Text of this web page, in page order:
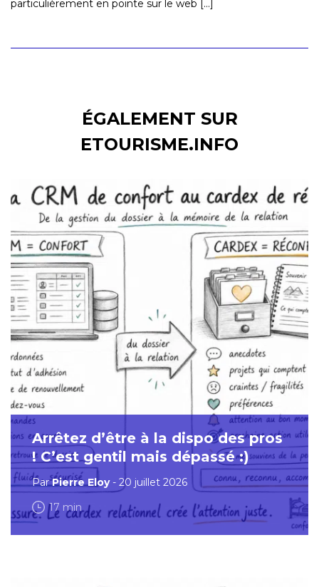
particulièrement en pointe sur le web [...]
ÉGALEMENT SUR
ETOURISME.INFO
Arrêtez d’être à la dispo des pros
! C’est gentil mais dépassé :)
ParPierre Eloy- 20 juillet 2026
17 min